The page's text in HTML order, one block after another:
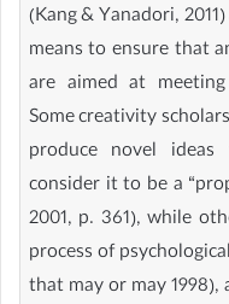
(Kang & Yanadori,
means to ensure that
are aimed at
Some creativity
produce novel
consider it to be a
2001, p. 361), while
process of
that may or may